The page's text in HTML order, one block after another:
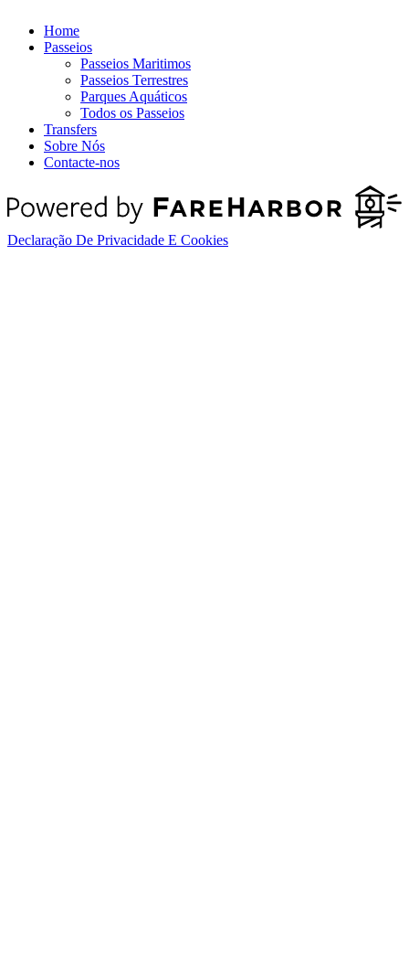
Home
Passeios
Passeios Maritimos
Passeios Terrestres
Parques Aquáticos
Todos os Passeios
Transfers
Sobre Nós
Contacte-nos
Declaração De Privacidade E Cookies